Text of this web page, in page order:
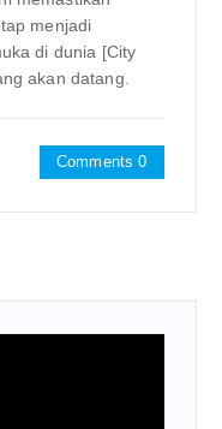
menjadi
di dunia [City
akan datang.
Comments 0